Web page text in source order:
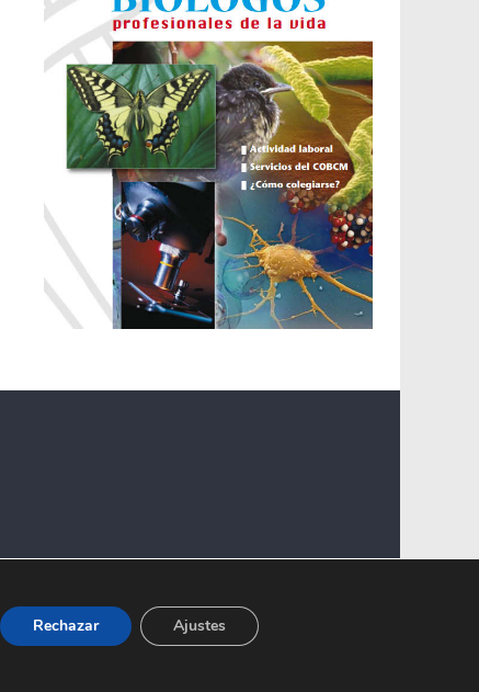
Rechazar Ajustes